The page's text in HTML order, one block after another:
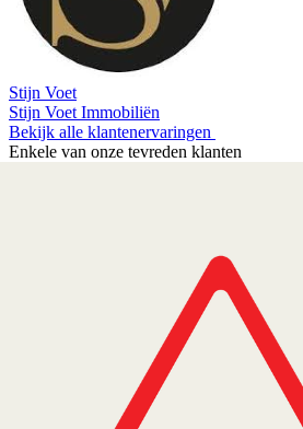
Stijn Voet
Stijn Voet Immobiliën
Bekijk alle klantenervaringen
Enkele van onze tevreden klanten